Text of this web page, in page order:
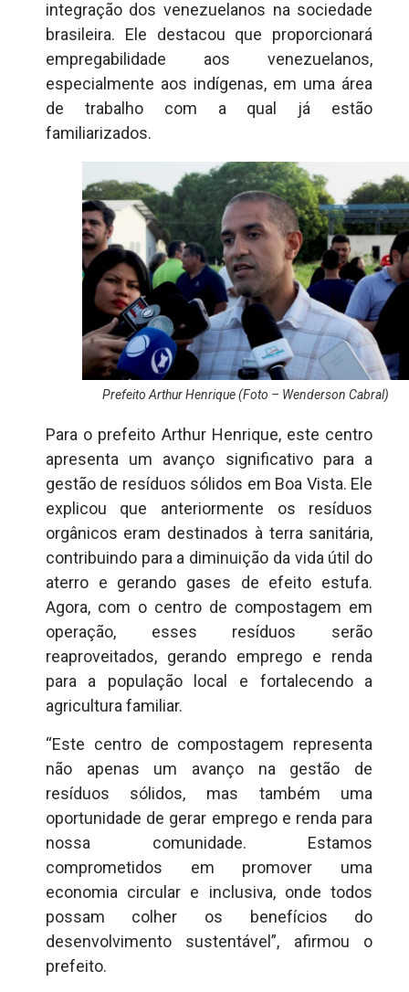
integração dos venezuelanos na sociedade
brasileira. Ele destacou que proporcionará
empregabilidade aos venezuelanos,
especialmente aos indígenas, em uma área
de trabalho com a qual já estão
familiarizados.
Prefeito Arthur Henrique (Foto – Wenderson Cabral)
Para o prefeito Arthur Henrique, este centro
apresenta um avanço significativo para a
gestão de resíduos sólidos em Boa Vista. Ele
explicou que anteriormente os resíduos
orgânicos eram destinados à terra sanitária,
contribuindo para a diminuição da vida útil do
aterro e gerando gases de efeito estufa.
Agora, com o centro de compostagem em
operação, esses resíduos serão
reaproveitados, gerando emprego e renda
para a população local e fortalecendo a
agricultura familiar.
“Este centro de compostagem representa
não apenas um avanço na gestão de
resíduos sólidos, mas também uma
oportunidade de gerar emprego e renda para
nossa comunidade. Estamos
comprometidos em promover uma
economia circular e inclusiva, onde todos
possam colher os benefícios do
desenvolvimento sustentável”, afirmou o
prefeito.